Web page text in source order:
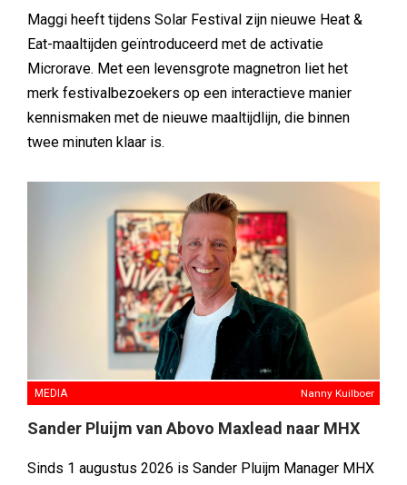
Maggi heeft tijdens Solar Festival zijn nieuwe Heat &
Eat-maaltijden geïntroduceerd met de activatie
Microrave. Met een levensgrote magnetron liet het
merk festivalbezoekers op een interactieve manier
kennismaken met de nieuwe maaltijdlijn, die binnen
twee minuten klaar is.
MEDIA Nanny Kuilboer
Sander Pluijm van Abovo Maxlead naar MHX
Sinds 1 augustus 2026 is Sander Pluijm Manager MHX